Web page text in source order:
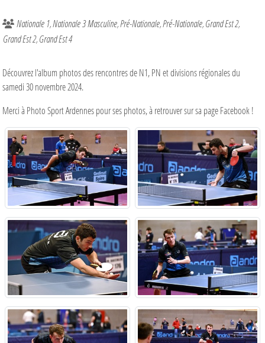
Nationale 1 Nationale 3 Masculine Pré-Nationale Pré-Nationale Grand Est 2
Grand Est 2 Grand Est 4
Découvrez l'album photos des rencontres de N1, PN et divisions régionales du
samedi 30 novembre 2024.
Merci à Photo Sport Ardennes pour ses photos, à retrouver sur sa page Facebook !